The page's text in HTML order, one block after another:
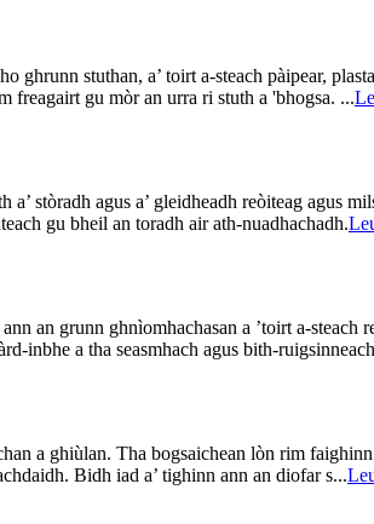
ghrunn stuthan, a’ toirt a-steach pàipear,
freagairt gu mòr an urra ri stuth a 'bhogsa. ...
stòradh agus a’ gleidheadh ​​​​reòiteag agus
gu bheil an toradh air ath-nuadhachadh.
an grunn ghnìomhachasan a ’toirt a-steach
inbhe a tha seasmhach agus bith-
a ghiùlan. Tha bogsaichean lòn rim
Bidh iad a’ tighinn ann an diofar s...